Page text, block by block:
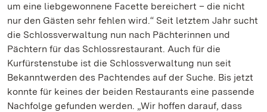
um eine liebgewonnene Facette bereichert – die nicht
nur den Gästen sehr fehlen wird.“ Seit letztem Jahr sucht
die Schlossverwaltung nun nach Pächterinnen und
Pächtern für das Schlossrestaurant. Auch für die
Kurfürstenstube ist die Schlossverwaltung nun seit
Bekanntwerden des Pachtendes auf der Suche. Bis jetzt
konnte für keines der beiden Restaurants eine passende
Nachfolge gefunden werden. „Wir hoffen darauf, dass